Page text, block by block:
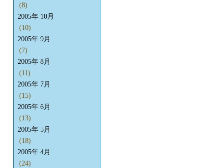
(8)
2005年 10月
(10)
2005年 9月
(7)
2005年 8月
(11)
2005年 7月
(15)
2005年 6月
(13)
2005年 5月
(18)
2005年 4月
(24)